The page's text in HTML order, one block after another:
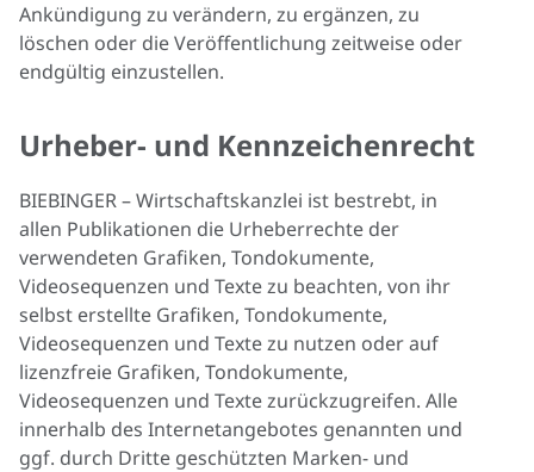
Ankündigung zu verändern, zu ergänzen, zu
löschen oder die Veröffentlichung zeitweise oder
endgültig einzustellen.
Urheber- und Kennzeichenrecht
BIEBINGER – Wirtschaftskanzlei ist bestrebt, in
allen Publikationen die Urheberrechte der
verwendeten Grafiken, Tondokumente,
Videosequenzen und Texte zu beachten, von ihr
selbst erstellte Grafiken, Tondokumente,
Videosequenzen und Texte zu nutzen oder auf
lizenzfreie Grafiken, Tondokumente,
Videosequenzen und Texte zurückzugreifen. Alle
innerhalb des Internetangebotes genannten und
ggf. durch Dritte geschützten Marken- und